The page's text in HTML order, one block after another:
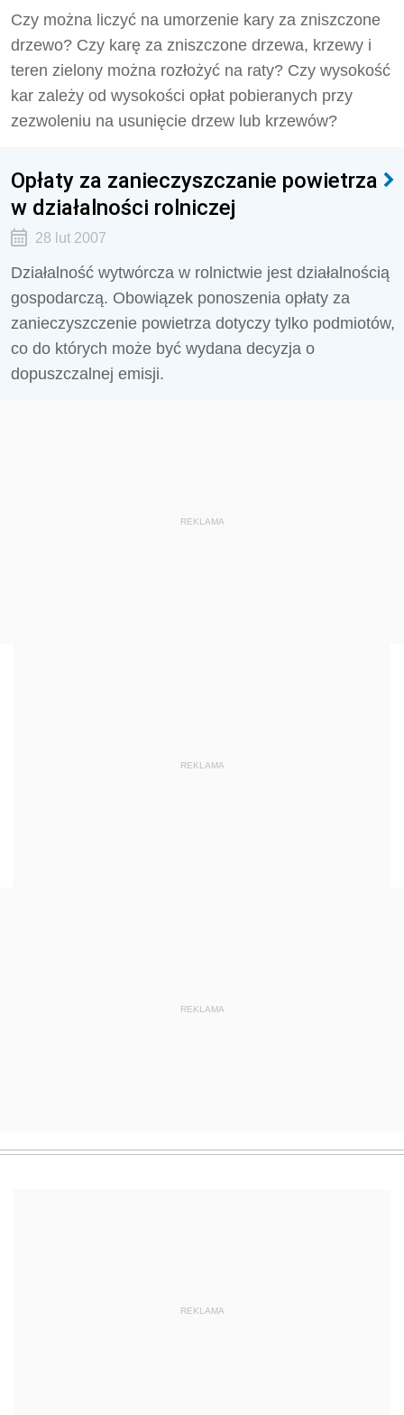
Czy można liczyć na umorzenie kary za zniszczone
drzewo? Czy karę za zniszczone drzewa, krzewy i
teren zielony można rozłożyć na raty? Czy wysokość
kar zależy od wysokości opłat pobieranych przy
zezwoleniu na usunięcie drzew lub krzewów?
Opłaty za zanieczyszczanie powietrza
w działalności rolniczej
28 lut 2007
Działalność wytwórcza w rolnictwie jest działalnością
gospodarczą. Obowiązek ponoszenia opłaty za
zanieczyszczenie powietrza dotyczy tylko podmiotów,
co do których może być wydana decyzja o
dopuszczalnej emisji.
REKLAMA
REKLAMA
REKLAMA
REKLAMA